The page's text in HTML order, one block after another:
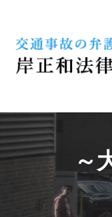
～